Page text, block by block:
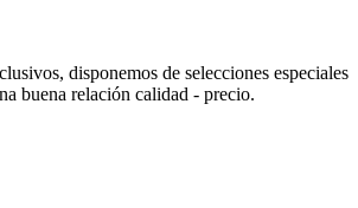
disponemos de selecciones especiales
buena relación calidad - precio.